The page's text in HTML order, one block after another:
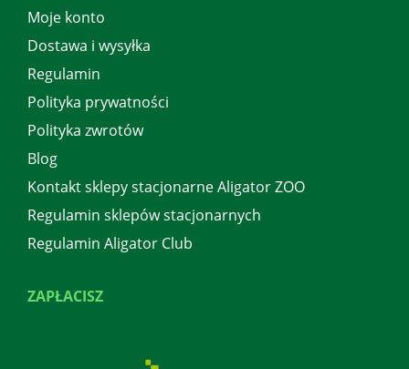
Moje konto
Dostawa i wysyłka
Regulamin
Polityka prywatności
Polityka zwrotów
Blog
Kontakt sklepy stacjonarne Aligator ZOO
Regulamin sklepów stacjonarnych
Regulamin Aligator Club
ZAPŁACISZ